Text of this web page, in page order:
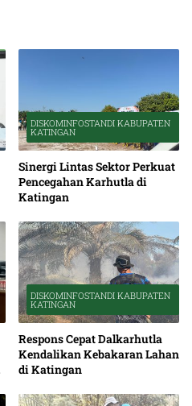
DISKOMINFOSTANDI KABUPATEN
KATINGAN
Sinergi Lintas Sektor Perkuat
Pencegahan Karhutla di
Katingan
DISKOMINFOSTANDI KABUPATEN
KATINGAN
Respons Cepat Dalkarhutla
Kendalikan Kebakaran Lahan
di Katingan